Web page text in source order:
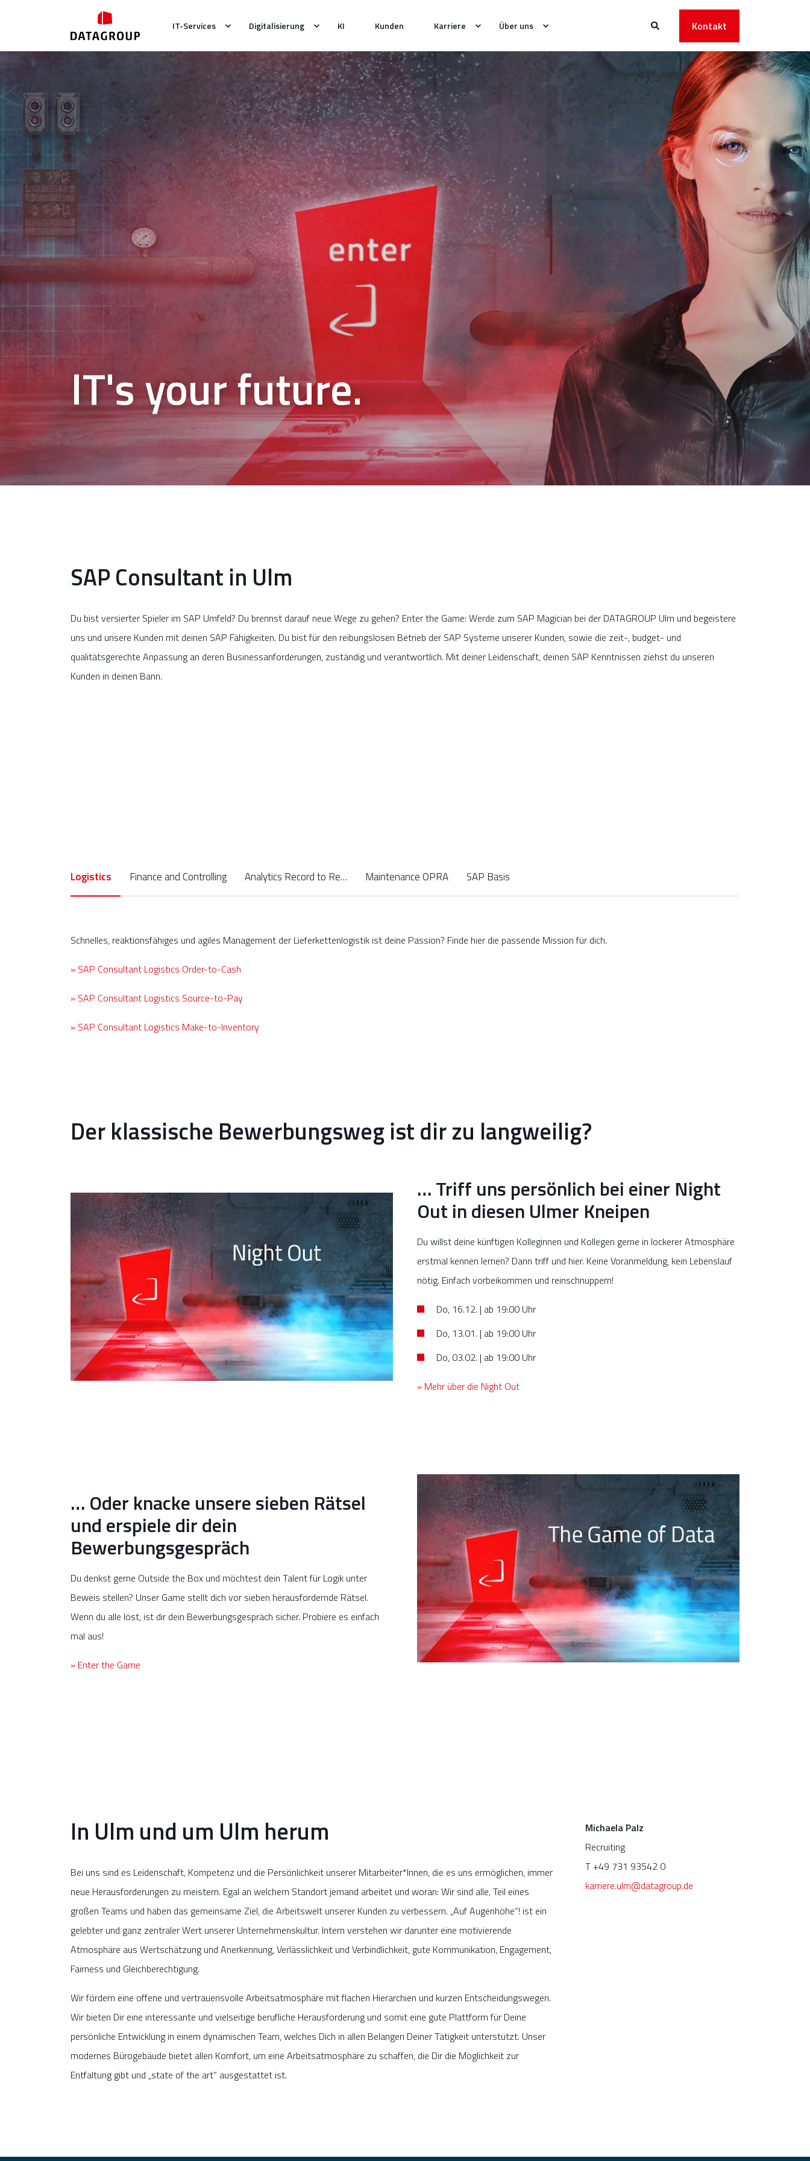
IT-Services Digitalisierung KI Kunden Karriere Über uns Kontakt
IT's your future.
SAP Consultant in Ulm
Du bist versierter Spieler im SAP Umfeld? Du brennst darauf neue Wege zu gehen? Enter the Game: Werde zum SAP Magician bei der DATAGROUP Ulm und begeistere
uns und unsere Kunden mit deinen SAP Fähigkeiten. Du bist für den reibungslosen Betrieb der SAP Systeme unserer Kunden, sowie die zeit-, budget- und
qualitätsgerechte Anpassung an deren Businessanforderungen, zuständig und verantwortlich. Mit deiner Leidenschaft, deinen SAP Kenntnissen ziehst du unseren
Kunden in deinen Bann.
Logistics Finance and Controlling Analytics Record to Report Maintenance OPRA SAP Basis
Schnelles, reaktionsfähiges und agiles Management der Lieferkettenlogistik ist deine Passion? Finde hier die passende Mission für dich.
» SAP Consultant Logistics Order-to-Cash
» SAP Consultant Logistics Source-to-Pay
» SAP Consultant Logistics Make-to-Inventory
Der klassische Bewerbungsweg ist dir zu langweilig?
… Triff uns persönlich bei einer Night
Out in diesen Ulmer Kneipen
Du willst deine künftigen Kolleginnen und Kollegen gerne in lockerer Atmosphäre
erstmal kennen lernen? Dann triff und hier. Keine Voranmeldung, kein Lebenslauf
nötig. Einfach vorbeikommen und reinschnuppern!
Do, 16.12. | ab 19:00 Uhr
Do, 13.01. | ab 19:00 Uhr
Do, 03.02. | ab 19:00 Uhr
» Mehr über die Night Out
… Oder knacke unsere sieben Rätsel
und erspiele dir dein
Bewerbungsgespräch
Du denkst gerne Outside the Box und möchtest dein Talent für Logik unter
Beweis stellen? Unser Game stellt dich vor sieben herausfordernde Rätsel.
Wenn du alle löst, ist dir dein Bewerbungsgespräch sicher. Probiere es einfach
mal aus!
» Enter the Game
In Ulm und um Ulm herum
Bei uns sind es Leidenschaft, Kompetenz und die Persönlichkeit unserer Mitarbeiter*Innen, die es uns ermöglichen, immer
neue Herausforderungen zu meistern. Egal an welchem Standort jemand arbeitet und woran: Wir sind alle, Teil eines
großen Teams und haben das gemeinsame Ziel, die Arbeitswelt unserer Kunden zu verbessern. „Auf Augenhöhe“! ist ein
gelebter und ganz zentraler Wert unserer Unternehmenskultur. Intern verstehen wir darunter eine motivierende
Atmosphäre aus Wertschätzung und Anerkennung, Verlässlichkeit und Verbindlichkeit, gute Kommunikation, Engagement,
Fairness und Gleichberechtigung.
Wir fördern eine offene und vertrauensvolle Arbeitsatmosphäre mit flachen Hierarchien und kurzen Entscheidungswegen.
Wir bieten Dir eine interessante und vielseitige berufliche Herausforderung und somit eine gute Plattform für Deine
persönliche Entwicklung in einem dynamischen Team, welches Dich in allen Belangen Deiner Tätigkeit unterstützt. Unser
modernes Bürogebäude bietet allen Komfort, um eine Arbeitsatmosphäre zu schaffen, die Dir die Möglichkeit zur
Entfaltung gibt und „state of the art“ ausgestattet ist.
Michaela Palz
Recruiting
T +49 731 93542 0
karriere.ulm@datagroup.de